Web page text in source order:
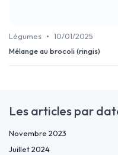
Légumes • 10/01/2025
Mélange au brocoli (ringis)
Les articles par
Novembre 2023
Juillet 2024